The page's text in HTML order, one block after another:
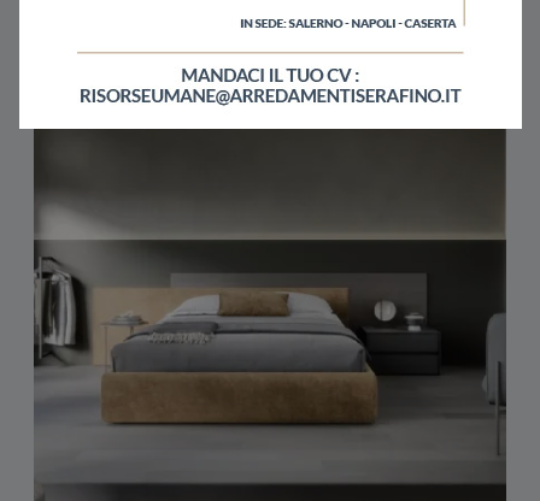
Potrebbero piacerti anche